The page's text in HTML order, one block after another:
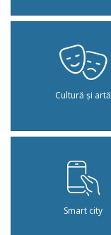
Cultură și artă
Smart city